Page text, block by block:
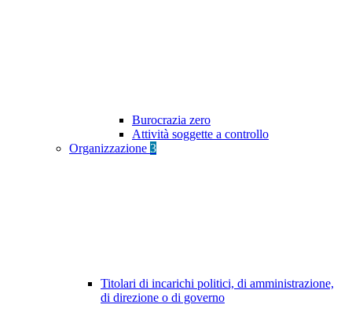
Burocrazia zero
Attività soggette a controllo
Organizzazione 3
Titolari di incarichi politici, di amministrazione,
di direzione o di governo